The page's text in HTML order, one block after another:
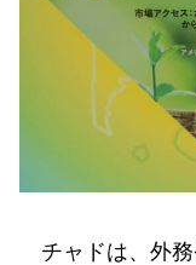
チャドは、外務